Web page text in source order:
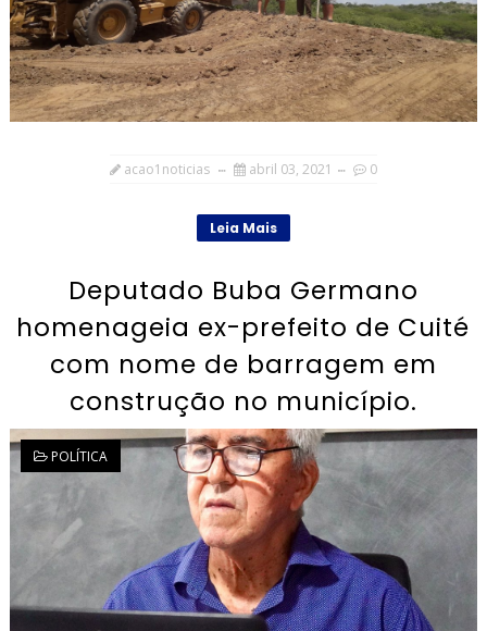
acao1noticias abril 03, 2021 0
Leia Mais
Deputado Buba Germano
homenageia ex-prefeito de Cuité
com nome de barragem em
construção no município.
POLÍTICA